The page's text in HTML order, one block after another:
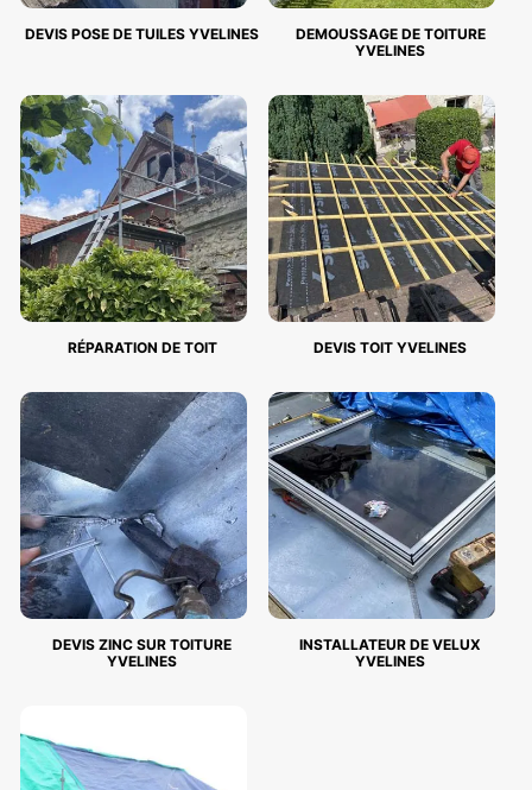
DEVIS POSE DE TUILES YVELINES
DEMOUSSAGE DE TOITURE
YVELINES
RÉPARATION DE TOIT DEVIS TOIT YVELINES
DEVIS ZINC SUR TOITURE
YVELINES
INSTALLATEUR DE VELUX
YVELINES